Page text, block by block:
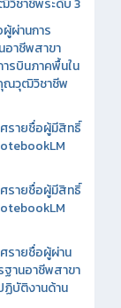
วิชาชีพระดับ 3
ผ่านการ
อาชีพสาขา
รบินภาคพื้นใน
ณวุฒิวิชาชีพ
ศรายชื่อผู้มีสิทธิ์
ศรายชื่อผู้มีสิทธิ์
รายชื่อผู้ผ่าน
านอาชีพสาขา
ฏิบัติงานด้าน